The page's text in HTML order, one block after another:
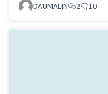
DAUMALIN 2 10